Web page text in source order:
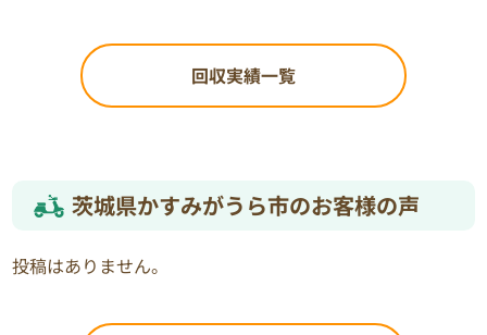
回収実績一覧
茨城県かすみがうら市のお客様の声
投稿はありません。